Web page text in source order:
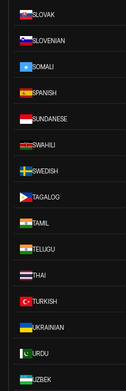
SLOVAK
SLOVENIAN
SOMALI
SPANISH
SUNDANESE
SWAHILI
SWEDISH
TAGALOG
TAMIL
TELUGU
THAI
TURKISH
UKRAINIAN
URDU
UZBEK